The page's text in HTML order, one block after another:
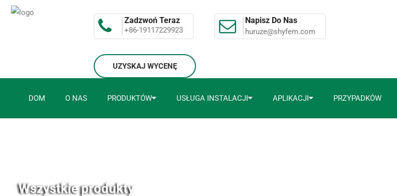
Zadzwoń Teraz
+86-19117229923
Napisz Do Nas
huruze@shyfem.com
UZYSKAJ WYCENĘ
DOM O NAS PRODUKTÓW USŁUGA INSTALACJI APLIKACJI PRZYPADKÓW
Wszystkie produkty